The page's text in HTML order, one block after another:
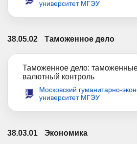
университет МГЭУ
38.05.02 Таможенное дело
Таможенное дело:
валютный контроль
Московский гуманитарно-
университет МГЭУ
38.03.01 Экономика